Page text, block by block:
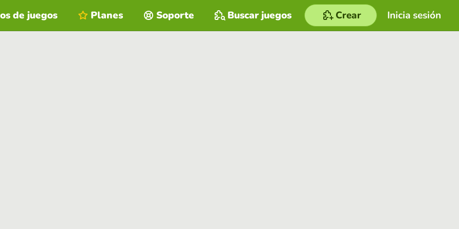
Inicia sesión
de juegos Planes Soporte Buscar juegos Crear